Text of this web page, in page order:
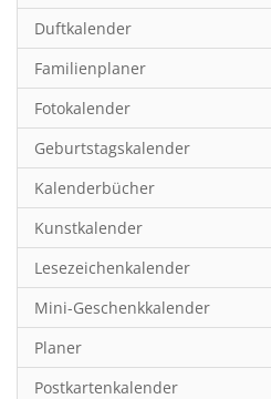
Fantasy
Film
Fotokunst
Frauen
Fußball
Gaming
Geburtstagskalender
Geschichte
Hobby & Basteln
Humor & Cartoon
Duftkalender
Familienplaner
Fotokalender
Geburtstagskalender
Kalenderbücher
Kunstkalender
Lesezeichenkalender
Mini-Geschenkkalender
Planer
Postkartenkalender